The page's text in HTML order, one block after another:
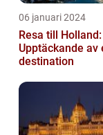
06 januari 2024
Resa till Holland:
Upptäckande av
destination